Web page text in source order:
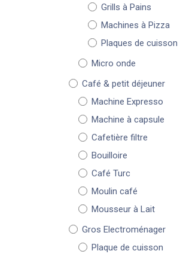
Grills à Pains
Machines à Pizza
Plaques de cuisson
Micro onde
Café & petit déjeuner
Machine Expresso
Machine à capsule
Cafetière filtre
Bouilloire
Café Turc
Moulin café
Mousseur à Lait
Gros Electroménager
Plaque de cuisson